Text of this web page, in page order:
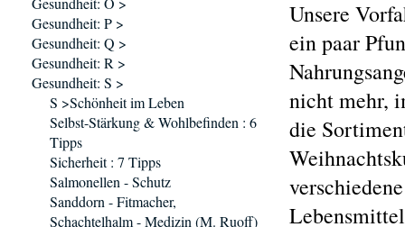
Unsere
ein paar
nicht mehr,
die
Gesundheit: P >
Gesundheit: Q >
Gesundheit: R >
Gesundheit: S >
S >Schönheit im Leben
Selbst-Stärkung & Wohlbefinden : 6
Tipps
Sicherheit : 7 Tipps
Salmonellen - Schutz
Sanddorn - Fitmacher,
Schachtelhalm - Medizin (M. Ruoff)